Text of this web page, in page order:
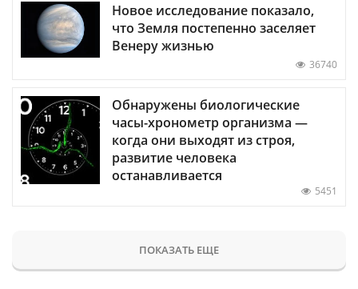
Новое исследование показало,
что Земля постепенно заселяет
Венеру жизнью
36740
Обнаружены биологические
часы-хронометр организма —
когда они выходят из строя,
развитие человека
останавливается
5451
ПОКАЗАТЬ ЕЩЕ